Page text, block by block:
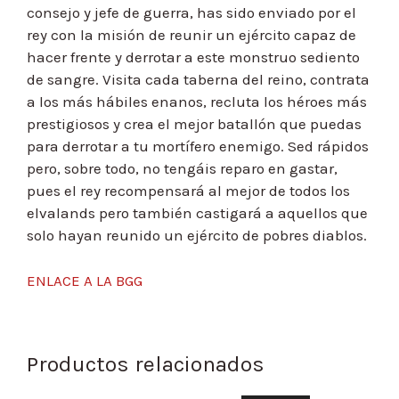
consejo y jefe de guerra, has sido enviado por el
rey con la misión de reunir un ejército capaz de
hacer frente y derrotar a este monstruo sediento
de sangre. Visita cada taberna del reino, contrata
a los más hábiles enanos, recluta los héroes más
prestigiosos y crea el mejor batallón que puedas
para derrotar a tu mortífero enemigo. Sed rápidos
pero, sobre todo, no tengáis reparo en gastar,
pues el rey recompensará al mejor de todos los
elvalands pero también castigará a aquellos que
solo hayan reunido un ejército de pobres diablos.
ENLACE A LA BGG
Productos relacionados